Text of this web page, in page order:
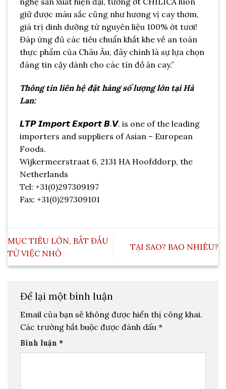
giữ được màu sắc cũng như hương vị cay thơm,
giá trị dinh dưỡng từ nguyên liệu 100% ớt tươi!
Đáp ứng đủ các tiêu chuẩn khắt khe về an toàn
thực phẩm của Châu Âu, đây chính là sự lựa chọn
đáng tin cậy dành cho các tín đồ ăn cay.”
Thông tin liên hệ đặt hàng số lượng lớn tại Hà
Lan:
𝙇𝙏𝙋 𝙄𝙢𝙥𝙤𝙧𝙩 𝙀𝙭𝙥𝙤𝙧𝙩 𝘽.𝙑. is one of the leading
importers and suppliers of Asian – European
Foods.
Wijkermeerstraat 6, 2131 HA Hoofddorp, the
Netherlands
Tel: +31(0)297309197
Fax: +31(0)297309101
MỤC TIÊU LỚN, BẮT ĐẦU
TỪ VIỆC NHỎ
TẠI SAO? BAO NHIÊU?
Để lại một bình luận
Email của bạn sẽ không được hiển thị công khai.
Các trường bắt buộc được đánh dấu *
Bình luận *